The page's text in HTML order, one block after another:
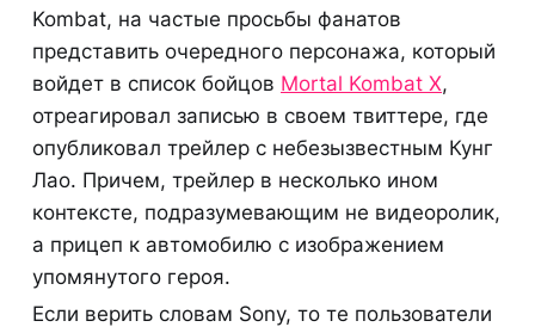
Kombat, на частые просьбы фанатов
представить очередного персонажа, который
войдет в список бойцов Mortal Kombat X,
отреагировал записью в своем твиттере, где
опубликовал трейлер с небезызвестным Кунг
Лао. Причем, трейлер в несколько ином
контексте, подразумевающим не видеоролик,
а прицеп к автомобилю с изображением
упомянутого героя.
Если верить словам Sony, то те пользователи